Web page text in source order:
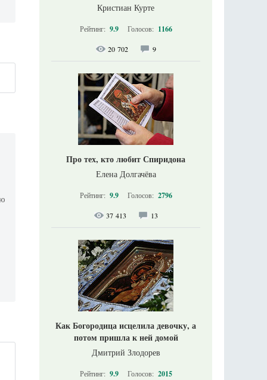
Кристиан Курте
Рейтинг: 9.9 Голосов: 1166
20 702 9
Про тех, кто любит Спиридона
Елена Долгачёва
Рейтинг: 9.9 Голосов: 2796
37 413 13
Как Богородица исцелила девочку, а
потом пришла к ней домой
Дмитрий Злодорев
Рейтинг: 9.9 Голосов: 2015